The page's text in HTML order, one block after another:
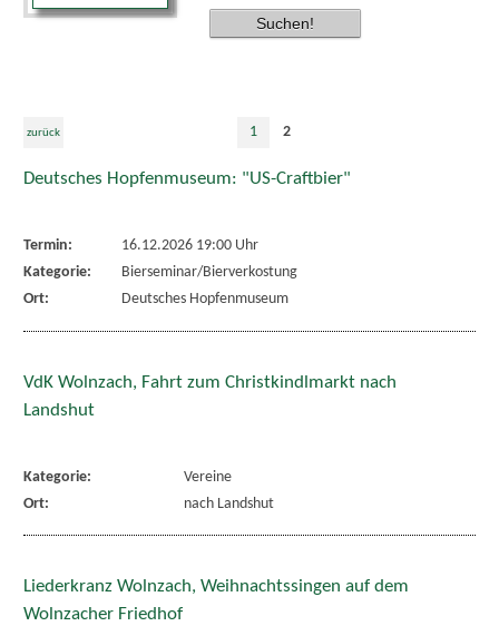
zurück 1 2
Deutsches Hopfenmuseum: "US-Craftbier"
Termin:
16.12.2026 19:00 Uhr
Kategorie:
Bierseminar/Bierverkostung
Ort:
Deutsches Hopfenmuseum
VdK Wolnzach, Fahrt zum Christkindlmarkt nach
Landshut
Kategorie:
Vereine
Ort:
nach Landshut
Liederkranz Wolnzach, Weihnachtssingen auf dem
Wolnzacher Friedhof